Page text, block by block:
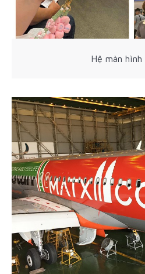
Hệ màn hình